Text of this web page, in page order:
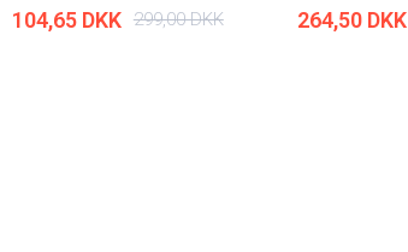
104,65 DKK 299,00 DKK 264,50 DKK